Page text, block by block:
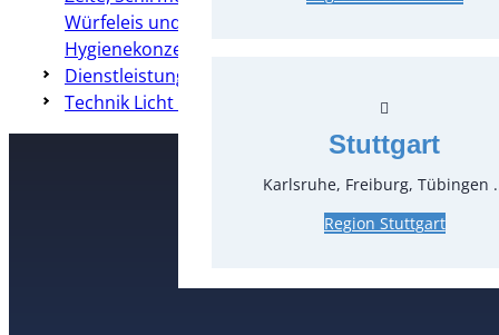
Würfeleis und Crushed-Eis
Hygienekonzepte
Dienstleistungen
Technik Licht & Ton
Kontakt
Stuttgart
Karlsruhe, Freiburg, Tübingen
Region Stuttgart